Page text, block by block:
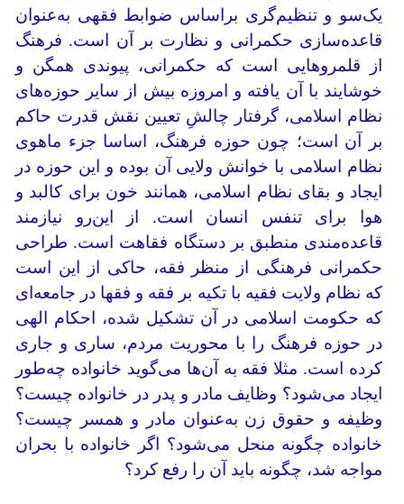
یک‌سو و تنظیم‌گری براساس ضوابط فقهی به‌عنوان
قاعده‌سازی حکمرانی و نظارت بر آن است. فرهنگ
از قلمروهایی است که حکمرانی، پیوندی همگن و
خوشایند با آن یافته و امروزه بیش از سایر حوزه‌های
نظام اسلامی، گرفتار چالشِ تعیین نقش قدرت حاکم
بر آن است؛ چون حوزه فرهنگ، اساسا جزء ماهوی
نظام اسلامی با خوانش ولایی آن بوده و این حوزه در
ایجاد و بقای نظام اسلامی، همانند خون برای کالبد و
هوا برای تنفس انسان است. از این‌رو نیازمند
قاعده‌مندی منطبق بر دستگاه فقاهت است. طراحی
حکمرانی فرهنگی از منظر فقه، حاکی از این است
که نظام ولایت فقیه با تکیه بر فقه و فقها در جامعه‌ای
که حکومت اسلامی در آن تشکیل شده، احکام الهی
در حوزه فرهنگ را با محوریت مردم، ساری و جاری
کرده است. مثلا فقه به آن‌ها می‌گوید خانواده چه‌طور
ایجاد می‌شود؟ وظایف مادر و پدر در خانواده چیست؟
وظیفه و حقوق زن به‌عنوان مادر و همسر چیست؟
خانواده چگونه منحل می‌شود؟ اگر خانواده با بحران
مواجه شد، چگونه باید آن را رفع کرد؟